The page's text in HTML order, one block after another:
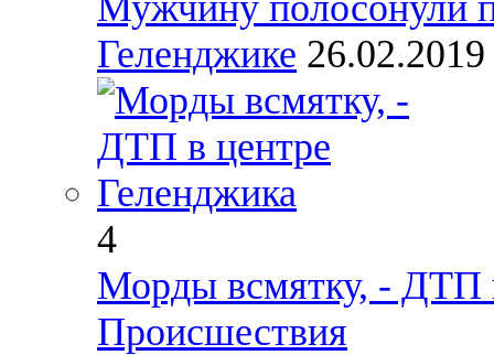
Геленджике 26.02.2019
4
Морды всмятку, - ДТП
Происшествия